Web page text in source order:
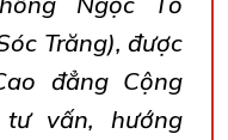
Trăng), được
đẳng Cộng
vấn, hướng